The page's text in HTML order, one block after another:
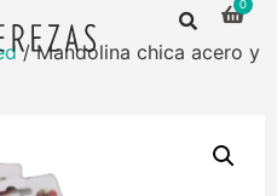
/ Mandolina chica acero y